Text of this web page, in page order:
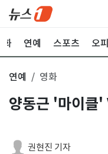
화 연예 스포츠 오
연예 영화
양동근 '마이클'
권현진 기자